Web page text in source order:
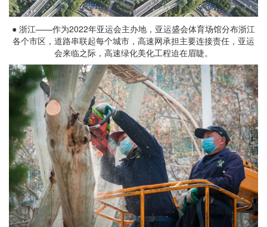
● 浙江——作为2022年亚运会主办地，亚运盛会体育场馆分布浙江
各个市区，道路串联起每个城市，高速网承担主要连接责任，亚运
会来临之际，高速绿化美化工程迫在眉睫。